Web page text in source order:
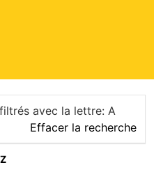
avec la lettre: A
Effacer la recherche
Z